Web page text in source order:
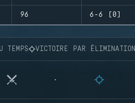
96 6-6 (0)
TEMPS VICTOIRE PAR ÉLIMINATION